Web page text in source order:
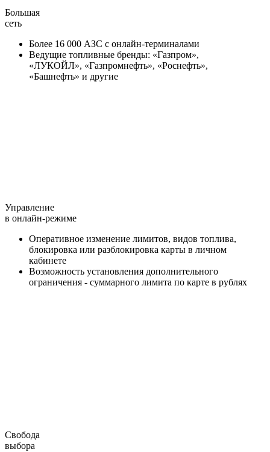
Большая
сеть
Более 16 000 АЗС с онлайн-терминалами
Ведущие топливные бренды: «Газпром»,
«ЛУКОЙЛ», «Газпромнефть», «Роснефть»,
«Башнефть» и другие
Управление
в онлайн-режиме
Оперативное изменение лимитов, видов топлива,
блокировка или разблокировка карты в личном
кабинете
Возможность установления дополнительного
ограничения - суммарного лимита по карте в рублях
Свобода
выбора